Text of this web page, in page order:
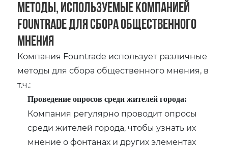
Методы‚ используемые компанией
Fountrade для сбора общественного
мнения
Компания Fountrade использует различные
методы для сбора общественного мнения‚ в
т.ч.:
Проведение опросов среди жителей города:
Компания регулярно проводит опросы
среди жителей города‚ чтобы узнать их
мнение о фонтанах и других элементах